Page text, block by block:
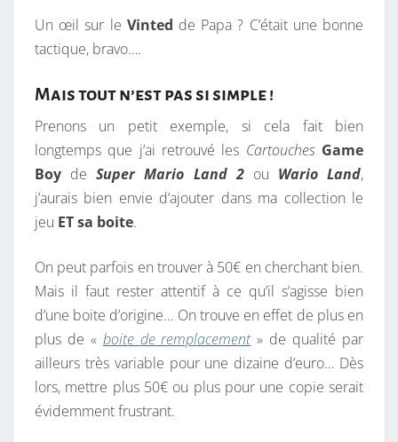
Un œil sur le Vinted de Papa ? C’était une bonne
tactique, bravo….
Mais tout n’est pas si simple !
Prenons un petit exemple, si cela fait bien
longtemps que j’ai retrouvé les Cartouches Game
Boy deSuper Mario Land 2ou Wario Land,
j’aurais bien envie d’ajouter dans ma collection le
jeu ETsa boite.
On peut parfois en trouver à 50€ en cherchant bien.
Mais il faut rester attentif à ce qu’il s’agisse bien
d’une boite d’origine… On trouve en effet de plus en
plus de « boite de remplacement» de qualité par
ailleurs très variable pour une dizaine d’euro… Dès
lors, mettre plus 50€ ou plus pour une copie serait
évidemment frustrant.